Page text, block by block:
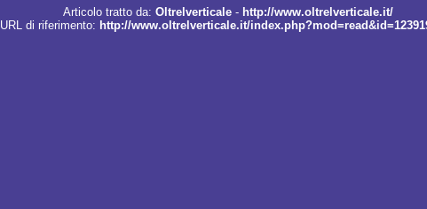
Articolo tratto da: Oltrelverticale - http://www.oltrelverticale.it/
URL di riferimento: http://www.oltrelverticale.it/